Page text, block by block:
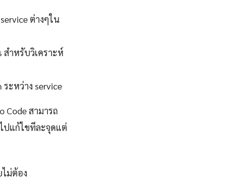
ต่างๆใน
ำหรับวิเคราะห์
ะหว่าง service
Code สามารถ
ปแก้ไขทีละจุดแต่
ม่ต้อง